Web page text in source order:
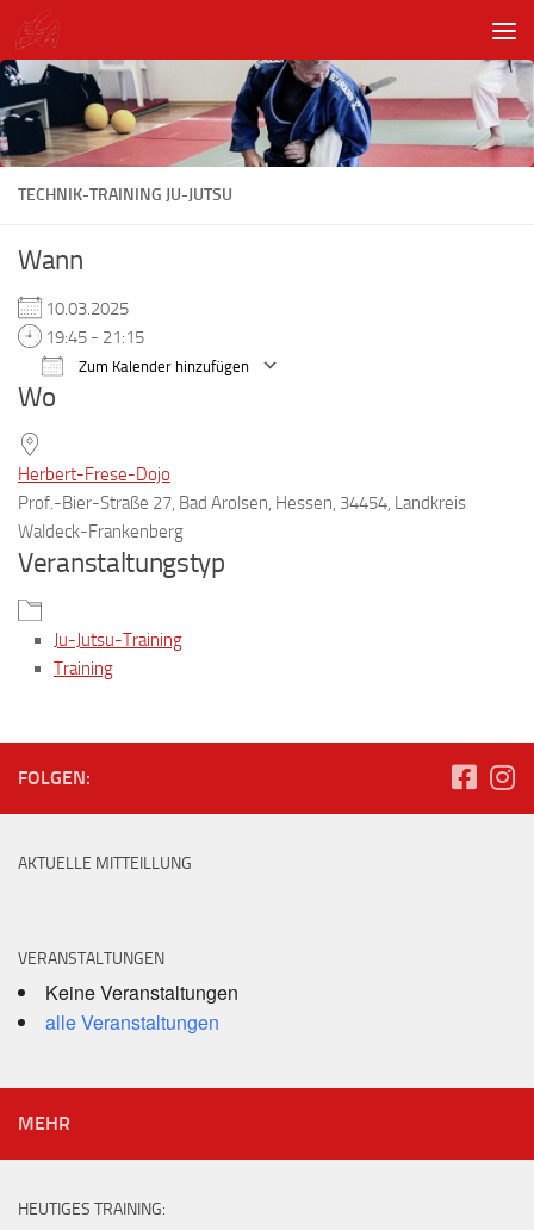
Unter dem Inhalt
TECHNIK-TRAINING JU-JUTSU
Wann
10.03.2025
19:45 - 21:15
Zum Kalender hinzufügen
Wo
Herbert-Frese-Dojo
Prof.-Bier-Straße 27, Bad Arolsen, Hessen, 34454, Landkreis
Waldeck-Frankenberg
Veranstaltungstyp
Ju-Jutsu-Training
Training
FOLGEN:
AKTUELLE MITTEILLUNG
VERANSTALTUNGEN
Keine Veranstaltungen
alle Veranstaltungen
MEHR
HEUTIGES TRAINING: